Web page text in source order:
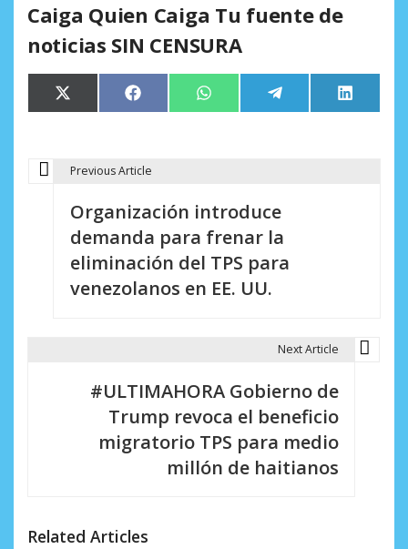
Caiga Quien Caiga Tu fuente de
noticias SIN CENSURA
Compartir
en
X
(Twitter)
Compartir
en
Facebook Compartir
en
WhatsApp Compartir
en
Telegram
en
LinkedIn
N
Previous Article
Organización introduce
demanda para frenar la
eliminación del TPS para
venezolanos en EE. UU.
Next Article
#ULTIMAHORA Gobierno de
Trump revoca el beneficio
migratorio TPS para medio
millón de haitianos
Related Articles